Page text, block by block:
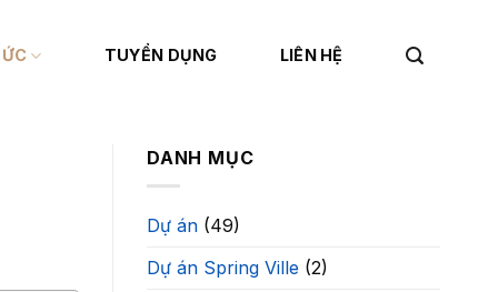
TUYỂN DỤNG LIÊN HỆ
DANH MỤC
Dự án (49)
Dự án Spring Ville (2)